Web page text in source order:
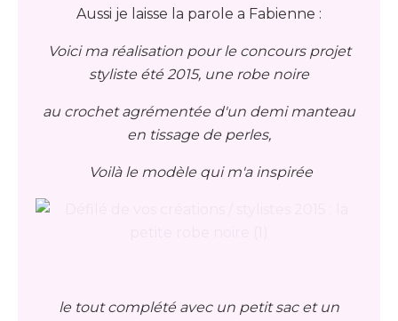
Aussi je laisse la parole a Fabienne :
Voici ma réalisation pour le concours projet
styliste été 2015, une robe noire
au crochet agrémentée d'un demi manteau
en tissage de perles,
Voilà le modèle qui m'a inspirée
le tout complété avec un petit sac et un